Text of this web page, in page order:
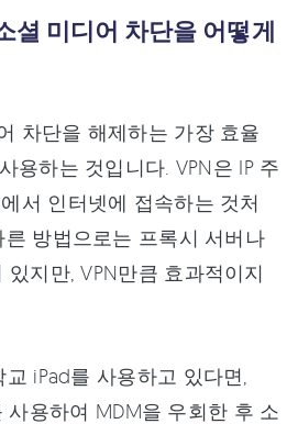
셜 미디어 차단을 어떻게
차단을 해제하는 가장 효율
용하는 것입니다. VPN은 IP 주
서 인터넷에 접속하는 것처
방법으로는 프록시 서버나
지만, VPN만큼 효과적이지
iPad를 사용하고 있다면,
사용하여 MDM을 우회한 후 소